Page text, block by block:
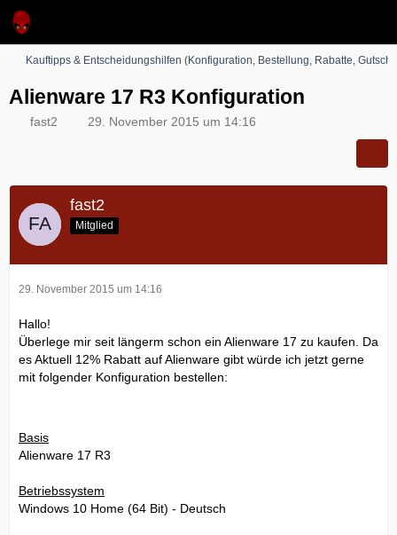
Kauftipps & Entscheidungshilfen (Konfiguration, Bestellung, Rabatte,
Alienware 17 R3 Konfiguration
fast2 29. November 2015 um 14:16
fast2
Mitglied
29. November 2015 um 14:16
Hallo!
Überlege mir seit längerm schon ein Alienware 17 zu kaufen. Da
es Aktuell 12% Rabatt auf Alienware gibt würde ich jetzt gerne
mit folgender Konfiguration bestellen:
Basis
Alienware 17 R3
Betriebssystem
Windows 10 Home (64 Bit) - Deutsch